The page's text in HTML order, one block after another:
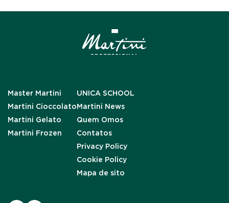
Master Martini
Martini Cioccolato
Martini Gelato
Martini Frozen
UNICA SCHOOL
Martini News
Quem Omos
Contatos
Privacy Policy
Cookie Policy
Mapa de sito